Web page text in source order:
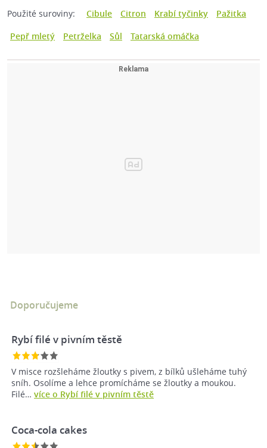
Použité suroviny: Cibule Citron Krabí tyčinky
Pažitka
Pepř mletý
Petrželka Sůl Tatarská omáčka
Doporučujeme
Rybí filé v pivním těstě
V misce rozšleháme žloutky s pivem, z bílků ušleháme tuhý
sníh. Osolíme a lehce promícháme se žloutky a moukou.
Filé… více o Rybí filé v pivním těstě
Coca-cola cakes